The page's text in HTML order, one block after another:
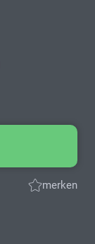
merken